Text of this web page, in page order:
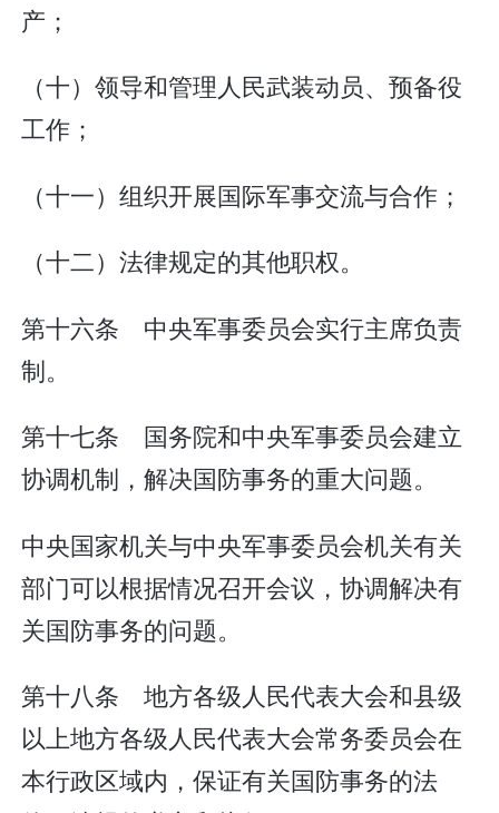
产；
（十）领导和管理人民武装动员、预备役
工作；
（十一）组织开展国际军事交流与合作；
（十二）法律规定的其他职权。
第十六条 中央军事委员会实行主席负责
制。
第十七条 国务院和中央军事委员会建立
协调机制，解决国防事务的重大问题。
中央国家机关与中央军事委员会机关有关
部门可以根据情况召开会议，协调解决有
关国防事务的问题。
第十八条 地方各级人民代表大会和县级
以上地方各级人民代表大会常务委员会在
本行政区域内，保证有关国防事务的法